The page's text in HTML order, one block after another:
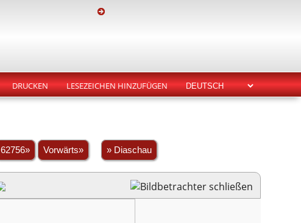
DRUCKEN LESEZEICHEN HINZUFÜGEN
62756» Vorwärts» » Diaschau